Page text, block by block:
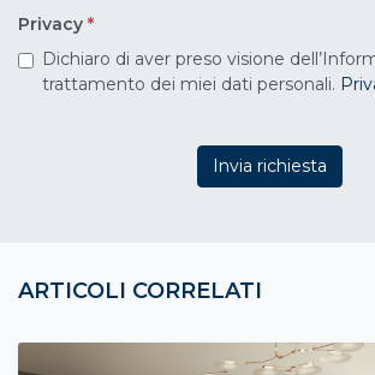
Privacy *
Dichiaro di aver preso visione
trattamento dei miei dati personali.
Invia richiesta
ARTICOLI CORRELATI